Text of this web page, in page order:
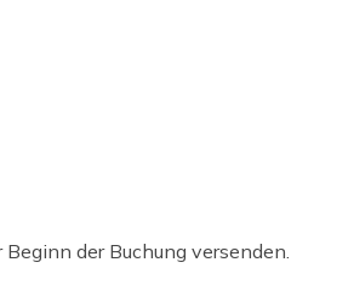
der Buchung versenden.